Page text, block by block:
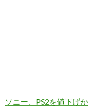
ソニー、PS2を値下げか